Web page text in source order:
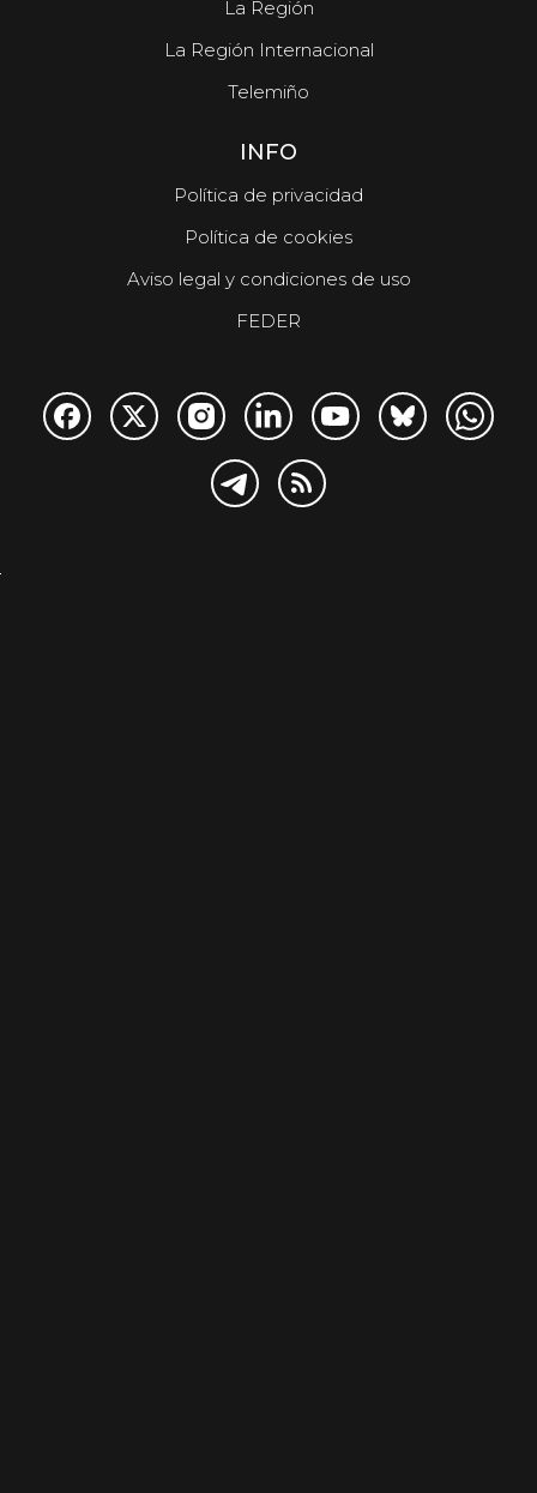
La Región
La Región Internacional
Telemiño
INFO
Política de privacidad
Política de cookies
Aviso legal y condiciones de uso
FEDER